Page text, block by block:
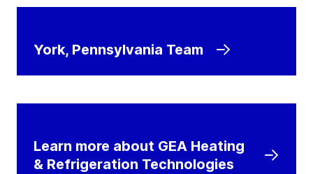
York, Pennsylvania Team
Learn more about GEA Heating
& Refrigeration Technologies